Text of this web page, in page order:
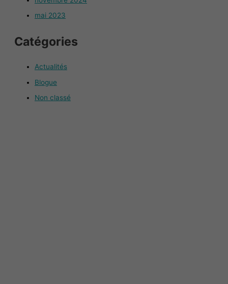
mai 2023
Catégories
Actualités
Blogue
Non classé